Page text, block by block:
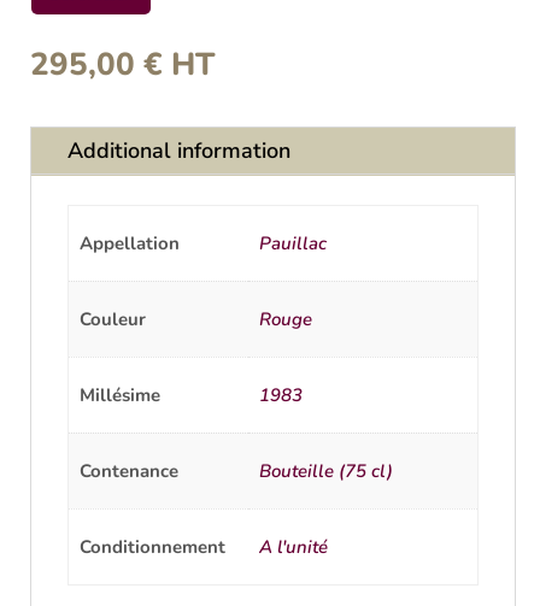
295,00 € HT
Additional information
Appellation Pauillac
Couleur Rouge
Millésime 1983
Contenance Bouteille (75 cl)
Conditionnement A l'unité